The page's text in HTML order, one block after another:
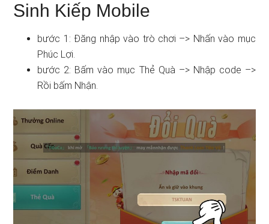
Sinh Kiếp Mobile
bước 1: Đăng nhập vào trò chơi –> Nhấn vào mục
Phúc Lợi.
bước 2: Bấm vào mục Thẻ Quà –> Nhập code –>
Rồi bấm Nhận.